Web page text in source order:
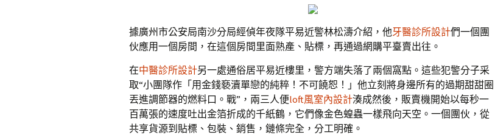
據廣州市公安局南沙分局經偵年夜隊平易近警林松濤介紹，他牙醫診所設計們一個團
伙應用一個房間，在這個房間里面熟產、貼標，再通過網購平臺賣出往。
在中醫診所設計另一處通俗居平易近樓里，警方端失落了兩個窩點。這些犯警分子采
取“小團隊作「用金錢褻瀆單戀的純粹！不可饒恕！」他立刻將身邊所有的過期甜甜圈
丟進調節器的燃料口。戰”，兩三人便loft風室內設計湊成然後，販賣機開始以每秒一
百萬張的速度吐出金箔折成的千紙鶴，它們像金色蝗蟲一樣飛向天空。一個團伙，從
共享貨源到貼標、包裝、銷售，鏈條完全，分工明確。